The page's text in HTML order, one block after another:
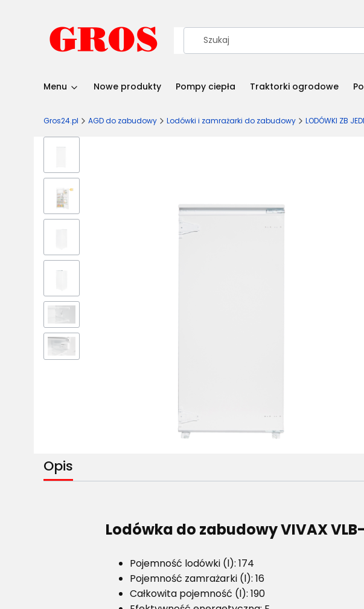
Menu Nowe produkty Pompy ciepła Traktorki ogrodowe
Gros24.pl AGD do zabudowy Lodówki i zamrażarki do zabudowy LODÓWKI ZB
Opis
Lodówka do zabudowy VIVAX VLB-
Pojemność lodówki (l): 174
Pojemność zamrażarki (l): 16
Całkowita pojemność (l): 190